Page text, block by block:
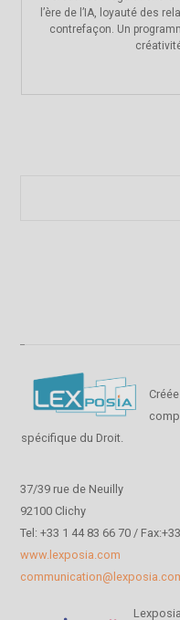
l’ère de l’IA, loyauté des
contrefaçon. Un
spécifique du Droit.
37/39 rue de Neuilly
92100 Clichy
Tel: +33 1 44 83 66 70 /
www.lexposia.com